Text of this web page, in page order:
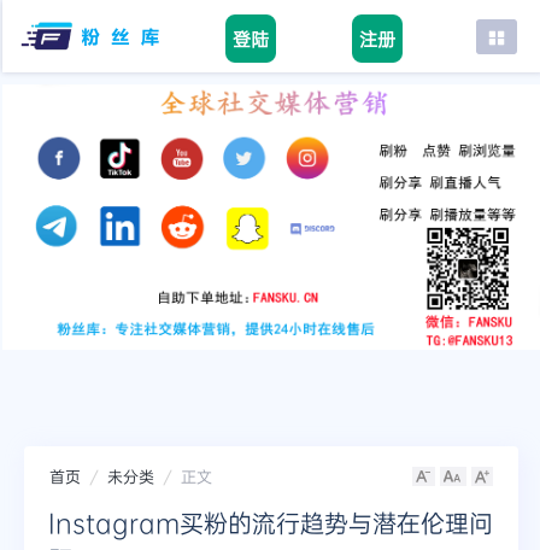
登陆 注册
首页
tiktok
youtube
instagram
首页 未分类 正文
Instagram买粉的流行趋势与潜在伦理问